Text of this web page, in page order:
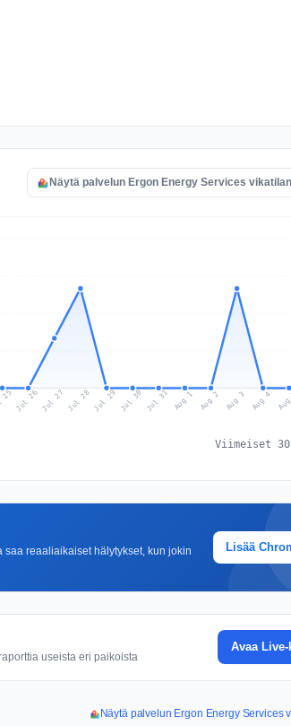
Näytä palvelun Ergon Energy Services
Jul 26Jul 27 Jul 28Jul 29 Jul 30 Jul 31 Aug 1 Aug 2 Aug 3 Aug 4
Viimeiset
reaaliaikaiset hälytykset, kun jokin
Lisää
useista eri paikoista
Avaa Live-
Näytä palvelun Ergon Energy Services